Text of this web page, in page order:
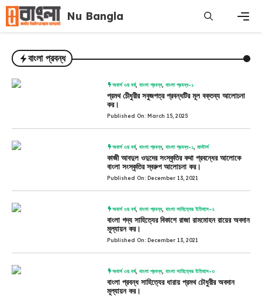
Skip
content
Nu Bangla
বাংলা প্রবন্ধ
অনার্স ৩য় বর্ষ,বাংলা প্রবন্ধ,বাংলা প্রবন্ধ-১
প্রমথ চেীধুরীর সবুজপত্র প্রবন্ধটির মূল বক্তব্য আলোচনা
কর।
Published On: March 15, 2025
অনার্স ৩য় বর্ষ,বাংলা প্রবন্ধ,বাংলা প্রবন্ধ-১ ,মাস্টার্স
কাজী আবদুল ওদুদের সংস্কৃতির কথা প্রবন্ধের আলোকে
বাংলা সংস্কৃতির স্বরুপ আলোচনা কর।
Published On: December 13, 2021
অনার্স ৩য় বর্ষ,বাংলা প্রবন্ধ,বাংলা সাহিত্যের ইতিহাস-২
বাংলা গদ্য সাহিত্যের বিকাশে রাজা রামমোহন রায়ের অবদান
মূল্যায়ন কর।
Published On: December 13, 2021
অনার্স ৩য় বর্ষ,বাংলা প্রবন্ধ,বাংলা সাহিত্যের ইতিহাস-৩
বাংলা প্রবন্ধ সাহিত্যের ধারায় প্রমথ চৌধুরীর অবদান
মূল্যায়ন কর।